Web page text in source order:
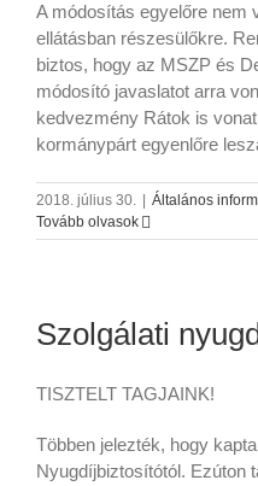
A módosítás egyelőre nem
ellátásban részesülőkre.
biztos, hogy az MSZP és
módosító javaslatot arra
kedvezmény Rátok is
kormánypárt egyenlőre
2018. július 30.
Általános
Tovább olvasok
Szolgálati
TISZTELT TAGJAINK!
Többen jelezték, hogy
Nyugdíjbiztosítótól. Ezúton